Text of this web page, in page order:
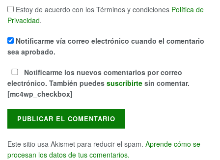
Estoy de acuerdo con los Términos y condiciones Política de
Privacidad.
Notificarme vía correo electrónico cuando el comentario
sea aprobado.
Notificarme los nuevos comentarios por correo
electrónico. También puedes suscribirte sin comentar.
[mc4wp_checkbox]
Este sitio usa Akismet para reducir el spam. Aprende cómo se
procesan los datos de tus comentarios.